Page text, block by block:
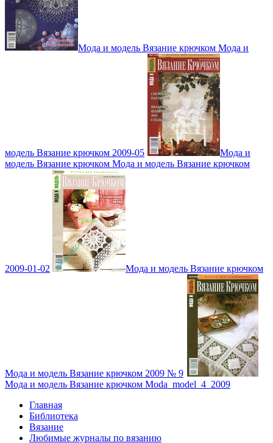
Мода и модель Вязание крючком Мода и
модель Вязание крючком 2009-05
Мода и
модель Вязание крючком Мода и модель Вязание крючком
2009-01-02 Мода и модель Вязание крючком
Мода и модель Вязание крючком 2009 № 9
Мода и модель Вязание крючком Moda_model_4_2009
Главная
Библиотека
Вязание
Любимые журналы по вязанию